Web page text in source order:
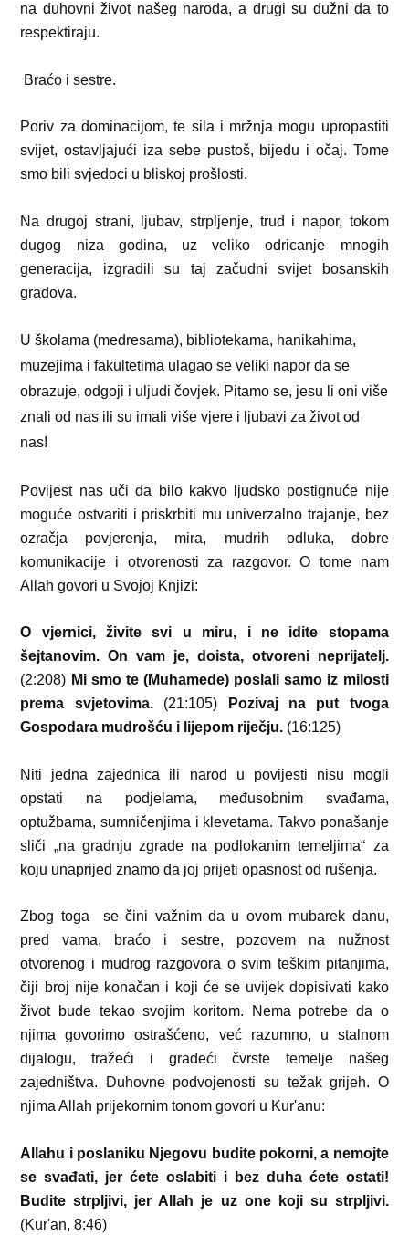
na duhovni život našeg naroda, a drugi su dužni da to
respektiraju.
Braćo i sestre.
Poriv za dominacijom, te sila i mržnja mogu upropastiti
svijet, ostavljajući iza sebe pustoš, bijedu i očaj. Tome
smo bili svjedoci u bliskoj prošlosti.
Na drugoj strani, ljubav, strpljenje, trud i napor, tokom
dugog niza godina, uz veliko odricanje mnogih
generacija, izgradili su taj začudni svijet bosanskih
gradova.
U školama (medresama), bibliotekama, hanikahima,
muzejima i fakultetima ulagao se veliki napor da se
obrazuje, odgoji i uljudi čovjek. Pitamo se, jesu li oni više
znali od nas ili su imali više vjere i ljubavi za život od
nas!
Povijest nas uči da bilo kakvo ljudsko postignuće nije
moguće ostvariti i priskrbiti mu univerzalno trajanje, bez
ozračja povjerenja, mira, mudrih odluka, dobre
komunikacije i otvorenosti za razgovor. O tome nam
Allah govori u Svojoj Knjizi:
O vjernici, živite svi u miru, i ne idite stopama
šejtanovim. On vam je, doista, otvoreni neprijatelj.
(2:208) Mi smo te (Muhamede) poslali samo iz milosti
prema svjetovima.(21:105)
Pozivaj na put tvoga
Gospodara mudrošću i lijepom riječju. (16:125)
Niti jedna zajednica ili narod u povijesti nisu mogli
opstati na podjelama, međusobnim svađama,
optužbama, sumničenjima i klevetama. Takvo ponašanje
sliči „na gradnju zgrade na podlokanim temeljima“ za
koju unaprijed znamo da joj prijeti opasnost od rušenja.
Zbog toga
se čini važnim da u ovom mubarek danu,
pred vama, braćo i sestre, pozovem na nužnost
otvorenog i mudrog razgovora o svim teškim pitanjima,
čiji broj nije konačan i koji će se uvijek dopisivati kako
život bude tekao svojim koritom. Nema potrebe da o
njima govorimo ostrašćeno, već razumno, u stalnom
dijalogu, tražeći i gradeći čvrste temelje našeg
zajedništva. Duhovne podvojenosti su težak grijeh. O
njima Allah prijekornim tonom govori u Kur'anu:
Allahu i poslaniku Njegovu budite pokorni, a nemojte
se svađati, jer ćete oslabiti i bez duha ćete ostati!
Budite strpljivi, jer Allah je uz one koji su strpljivi.
(Kur'an, 8:46)